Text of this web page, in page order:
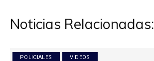
Noticias Relacionadas:
POLICIALES VIDEOS